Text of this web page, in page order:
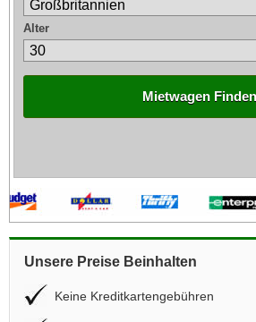
Alter
Mietwagen Finden
Unsere Preise Beinhalten
Keine Kreditkartengebühren